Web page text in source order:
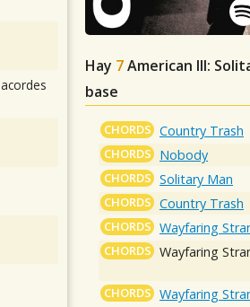
Hay 7American III:
base
CHORDS Country Trash
CHORDS Nobody
CHORDS Solitary Man
CHORDS Country Trash
CHORDS Wayfaring
CHORDS Wayfaring
CHORDS Wayfaring
acordes